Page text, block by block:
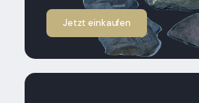
Jetzt einkaufen